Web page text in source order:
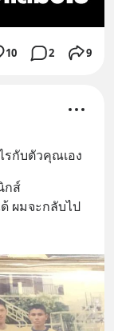
10 2 9
รกับตัวคุณเอง
กส์
ผมจะกลับไป